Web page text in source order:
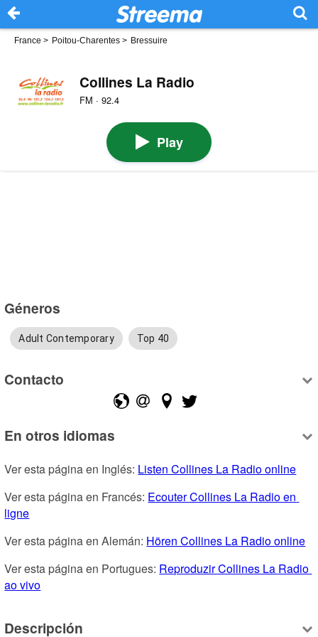
France > Poitou-Charentes > Bressuire
Collines La Radio
FM · 92.4
Play
Géneros
Adult Contemporary Top 40
Contacto
En otros idiomas
Ver esta página en Inglés: Listen Collines La Radio online
Ver esta página en Francés: Ecouter Collines La Radio en
ligne
Ver esta página en Alemán: Hören Collines La Radio online
Ver esta página en Portugues: Reproduzir Collines La Radio
ao vivo
Descripción